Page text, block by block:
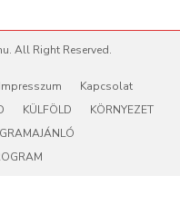
All Right Reserved.
Impresszum
Kapcsolat
KÜLFÖLD
KÖRNYEZET